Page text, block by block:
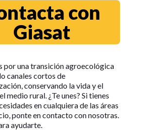
con
Giasat
por una transición agroecológica
canales cortos de
conservando la vida y el
medio rural. ¿Te unes? Si tienes
en cualquiera de las áreas
ponte en contacto con nosotras.
ayudarte.